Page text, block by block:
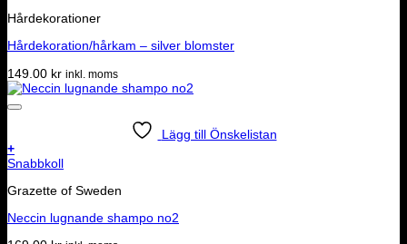
Hårdekorationer
Hårdekoration/hårkam – silver blomster
149.00 kr inkl. moms
Lägg till Önskelistan
+
Snabbkoll
Grazette of Sweden
Neccin lugnande shampo no2